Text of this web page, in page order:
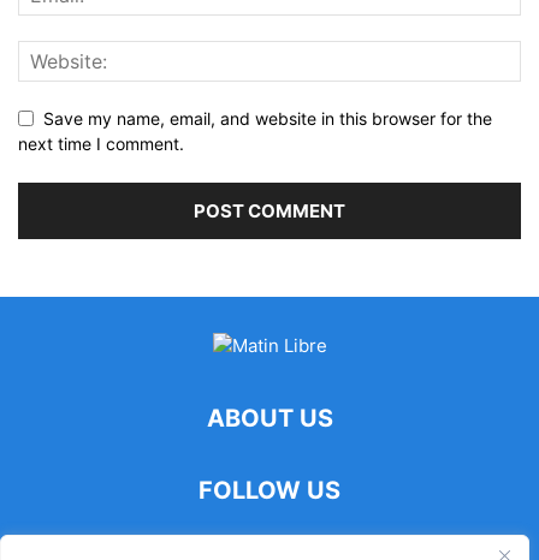
Save my name, email, and website in this browser for the
next time I comment.
ABOUT US
FOLLOW US